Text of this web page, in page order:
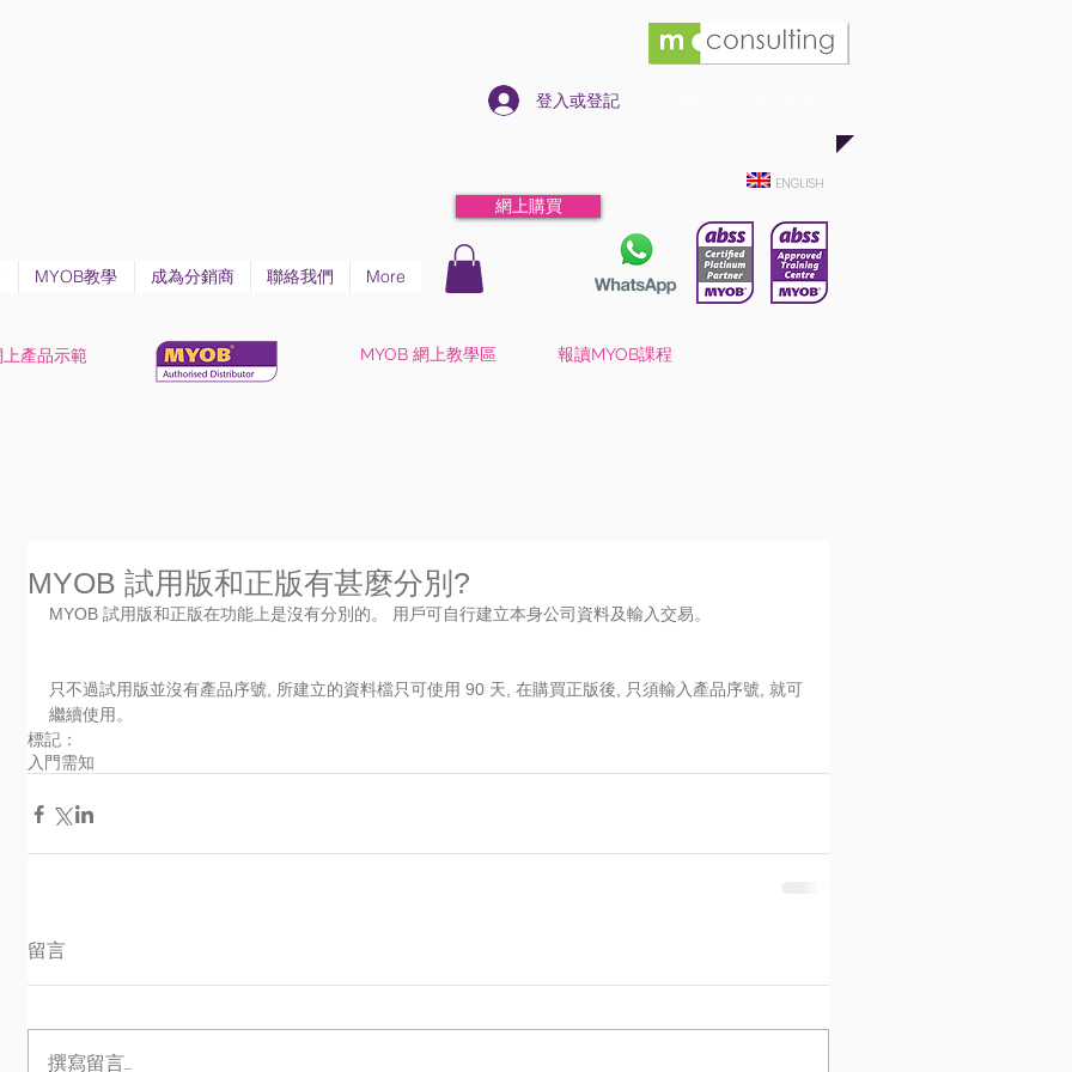
登入或登記
MYOB教學 成為分銷商 聯絡我們 More
網上購買
產品示範 MYOB 網上教學區 報讀MYOB課程
ENGLISH
MYOB 試用版和正版有甚麼分別?
MYOB 試用版和正版在功能上是沒有分別的。 用戶可自行建立本身公司資料及輸入交易。
只不過試用版並沒有產品序號, 所建立的資料檔只可使用 90 天, 在購買正版後, 只須輸入產品序號, 就可
繼續使用。
標記：
入門需知
留言
撰寫留言......